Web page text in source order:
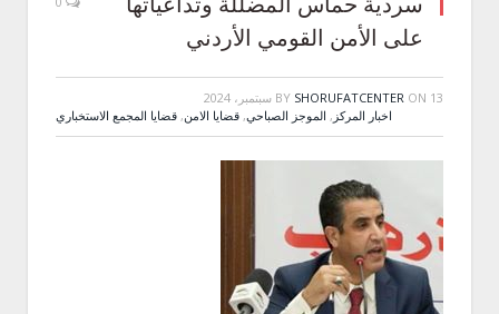
على الأمن القومي الأردني
BY SHORUFATCENTER ON 13 سبتمبر، 2024
اخبار المركز , الموجز الصباحي, قضايا الامن, قضايا المجمع الاستخباري